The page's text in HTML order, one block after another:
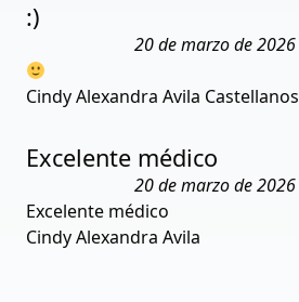
:)
20 de marzo de 2026
Cindy Alexandra Avila Castellanos
Excelente médico
20 de marzo de 2026
Excelente médico
Cindy Alexandra Avila